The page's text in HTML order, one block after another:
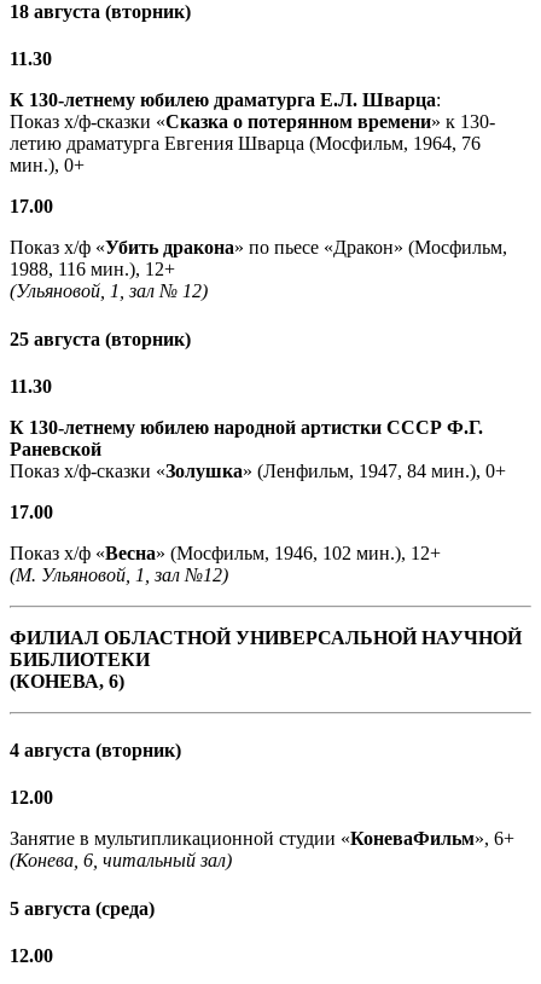
18 августа (вторник)
11.30
К 130-летнему юбилею драматурга Е.Л. Шварца:
Показ х/ф-сказки «Сказка о потерянном времени» к 130-
летию драматурга Евгения Шварца (Мосфильм, 1964, 76
мин.), 0+
17.00
Показ х/ф «Убить дракона» по пьесе «Дракон» (Мосфильм,
1988, 116 мин.), 12+
(Ульяновой, 1, зал № 12)
25 августа (вторник)
11.30
К 130-летнему юбилею народной артистки СССР Ф.Г.
Раневской
Показ х/ф-сказки «Золушка» (Ленфильм, 1947, 84 мин.), 0+
17.00
Показ х/ф «Весна» (Мосфильм, 1946, 102 мин.), 12+
(М. Ульяновой, 1, зал №12)
ФИЛИАЛ ОБЛАСТНОЙ УНИВЕРСАЛЬНОЙ НАУЧНОЙ
БИБЛИОТЕКИ
(КОНЕВА, 6)
4 августа (вторник)
12.00
Занятие в мультипликационной студии «КоневаФильм», 6+
(Конева, 6, читальный зал)
5 августа (среда)
12.00